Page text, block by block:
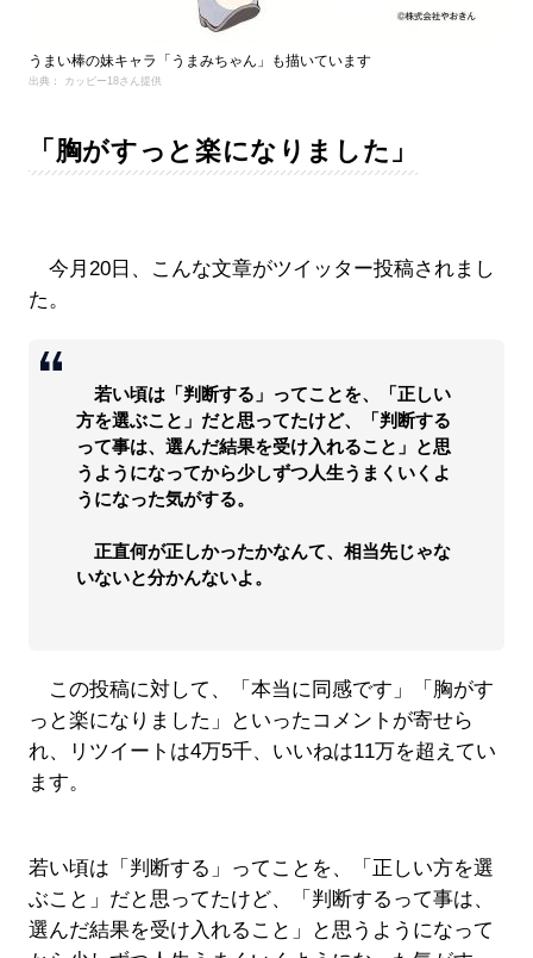
うまい棒の妹キャラ「うまみちゃん」も描いています
出典： カッピー18さん提供
「胸がすっと楽になりました」
今月20日、こんな文章がツイッター投稿されまし
た。
若い頃は「判断する」ってことを、「正しい
方を選ぶこと」だと思ってたけど、「判断する
って事は、選んだ結果を受け入れること」と思
うようになってから少しずつ人生うまくいくよ
うになった気がする。
正直何が正しかったかなんて、相当先じゃな
いないと分かんないよ。
この投稿に対して、「本当に同感です」「胸がす
っと楽になりました」といったコメントが寄せら
れ、リツイートは4万5千、いいねは11万を超えてい
ます。
若い頃は「判断する」ってことを、「正しい方を選
ぶこと」だと思ってたけど、「判断するって事は、
選んだ結果を受け入れること」と思うようになって